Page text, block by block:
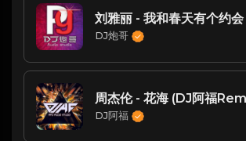
DJ炮哥
周杰伦 - 花海 (DJ阿福
DJ阿福